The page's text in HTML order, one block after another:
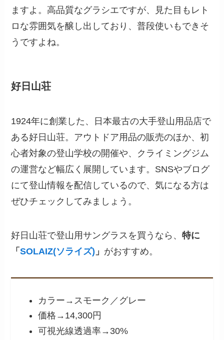
ますよ。高品質なグラシエですが、見た目もレト
ロな雰囲気を醸し出しており、普段使いもできそ
うですよね。
好日山荘
1924年に創業した、日本最古の大手登山用品店で
ある好日山荘。アウトドア用品の販売のほか、初
心者対象の登山学校の開催や、クライミングジム
の運営など幅広く展開しています。SNSやブログ
にて登山情報を配信しているので、気になる方は
ぜひチェックしてみましょう。
好日山荘で登山用サングラスを買うなら、特に
「SOLAIZ(ソライズ) 」 がおすすめ。
カラー→スモーク／グレー
価格→14,300円
可視光線透過率→30%